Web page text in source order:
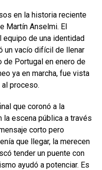
en la historia reciente
Martín Anselmi. El
equipo de una identidad
un vacío difícil de llenar
de Portugal en enero de
ya en marcha, fue vista
al proceso.
que coronó a la
la escena pública a través
corto pero
que llegar, la merecen
tender un puente con
ayudó a potenciar. Es